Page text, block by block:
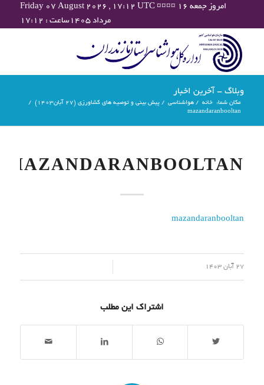
Friday 07 August 2026 , 17:12 UTC ¤¤¤¤ امروز جمعه ۱۶
مرداد ۱۴۰۵ساعت : ۱۷:۱۲
وبلاگ - آخرین اخبار
مکان شما: خانه / هواشناسی / پیش بینی و توصیه های کشاورزی (27 آبان۱۴۰۳)
/
mazandaranbooltan
MAZANDARANBOOLTAN
mazandaranbooltan
27 آبان 1403
اشتراک این مطلب